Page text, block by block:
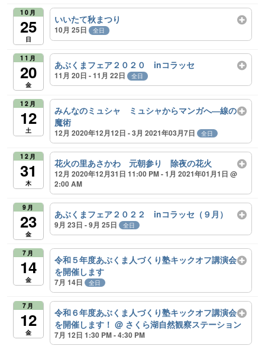
10月
25
日
いいたて秋まつり
10月 25日 全日
11月
20
金
あぶくまフェア２０２０ inコラッセ
11月 20日 - 11月 22日 全日
12月
12
土
みんなのミュシャ ミュシャからマンガへ―線の
魔術
12月 2020年12月12日 - 3月 2021年03月7日 全日
12月
31
木
花火の里あさかわ 元朝参り 除夜の花火
12月 2020年12月31日 11:00 PM - 1月 2021年01月1日 @
2:00 AM
9月
23
金
あぶくまフェア２０２２ inコラッセ（９月）
9月 23日 - 9月 25日 全日
7月
14
金
令和５年度あぶくま人づくり塾キックオフ講演会
を開催します
7月 14日 全日
7月
12
金
令和６年度あぶくま人づくり塾キックオフ講演会
を開催します！@ さくら湖自然観察ステーション
7月 12日 1:30 PM - 4:30 PM